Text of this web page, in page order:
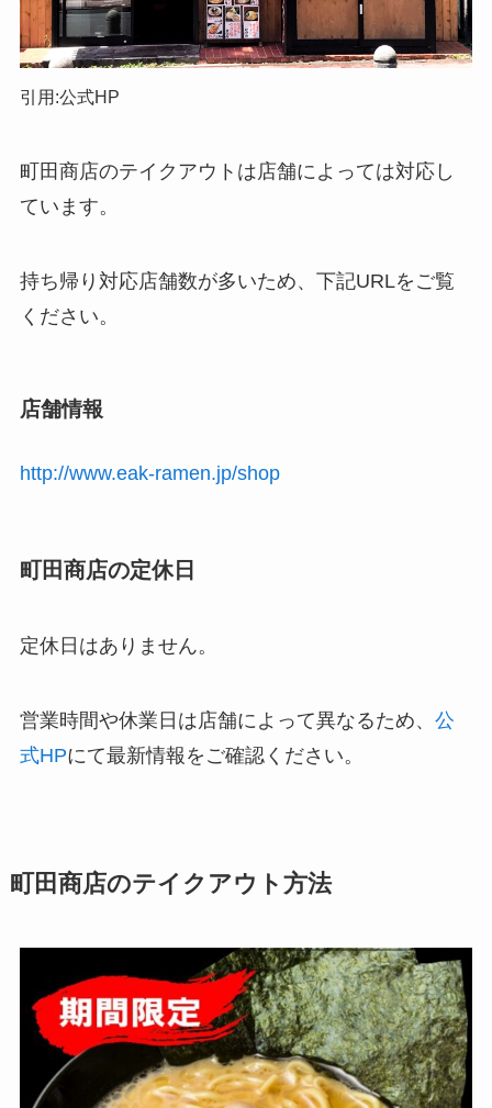
引用:公式HP
町田商店のテイクアウトは店舗によっては対応し
ています。
持ち帰り対応店舗数が多いため、下記URLをご覧
ください。
店舗情報
http://www.eak-ramen.jp/shop
町田商店の定休日
定休日はありません。
営業時間や休業日は店舗によって異なるため、 公
式HPにて最新情報をご確認ください。
町田商店のテイクアウト方法